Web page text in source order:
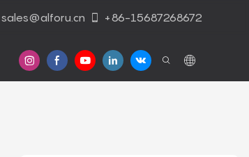
sales@alforu.cn +86-15687268672